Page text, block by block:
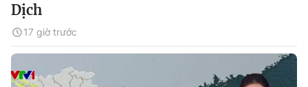
Dịch
17 giờ trước